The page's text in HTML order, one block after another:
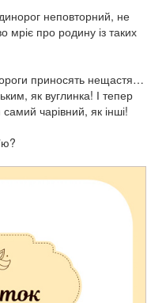
неповторний, не
мріє про родину із таких
приносять нещастя…
як вуглинка! І тепер
чарівний, як інші!